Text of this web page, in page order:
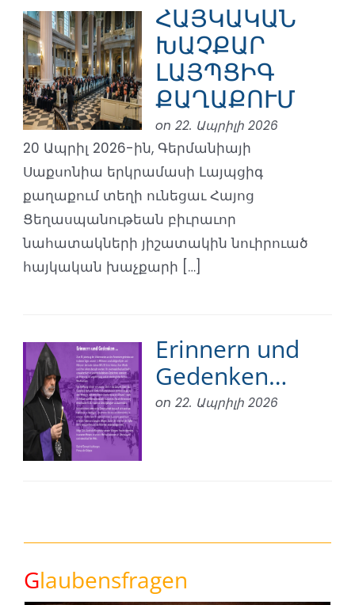
ՀԱՅԿԱԿԱՆ
ԽԱՉՔԱՐ
ԼԱՅՊՑԻԳ
ՔԱՂԱՔՈՒՄ
on 22. Ապրիլի 2026
20 Ապրիլ 2026-ին, Գերմանիայի
Սաքսոնիա երկրամասի Լայպցիգ
քաղաքում տեղի ունեցաւ Հայոց
Ցեղասպանութեան բիւրաւոր
նահատակների յիշատակին նուիրուած
հայկական խաչքարի […]
Erinnern und
Gedenken…
on 22. Ապրիլի 2026
Glaubensfragen